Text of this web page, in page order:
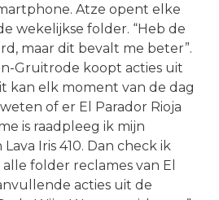
Atze opent elke
wekelijkse folder. “Heb de
maar dit bevalt me beter”.
Gruitrode koopt acties uit
kan elk moment van de dag
of er El Parador Rioja
is raadpleeg ik mijn
Iris 410. Dan check ik
folder reclames van El
acties uit de